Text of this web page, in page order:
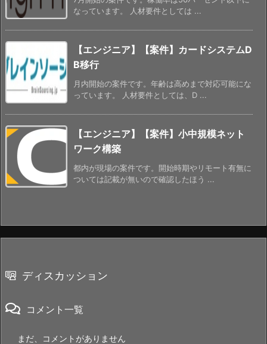
なっています。 人材要件としては ...
【エンジニア】【案件】カードシステムD
B移行
月内開始の案件です。年齢は高めまで対応可能にな
っています。 人材要件としては、D ...
【エンジニア】【案件】小中規模ネット
ワーク構築
都内が現場の案件です。開始時期やリモート有無に
ついては記載が無いので確認したほう ...
ディスカッション
コメント一覧
まだ、コメントがありません